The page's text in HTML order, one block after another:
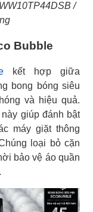
/
Bubble
kết hợp giữa
bong bóng siêu
và hiệu quả.
giúp đánh bật
máy giặt thông
loại bỏ cặn
bảo vệ áo quần